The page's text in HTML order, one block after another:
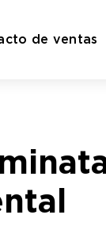
de ventas